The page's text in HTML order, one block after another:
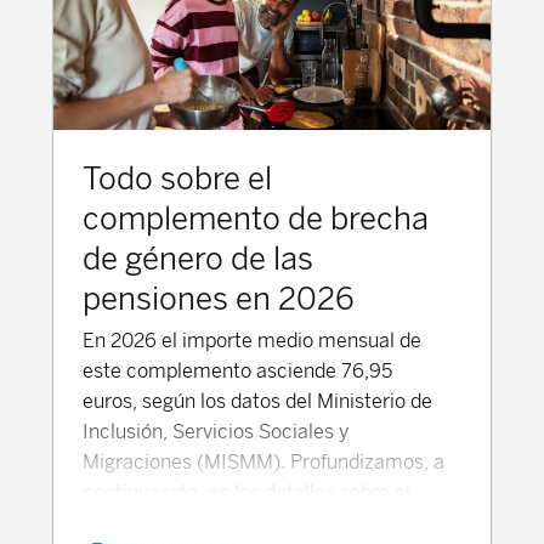
Todo sobre el
complemento de brecha
de género de las
pensiones en 2026
En 2026 el importe medio mensual de
este complemento asciende 76,95
euros, según los datos del Ministerio de
Inclusión, Servicios Sociales y
Migraciones (MISMM). Profundizamos, a
continuación, en los detalles sobre el